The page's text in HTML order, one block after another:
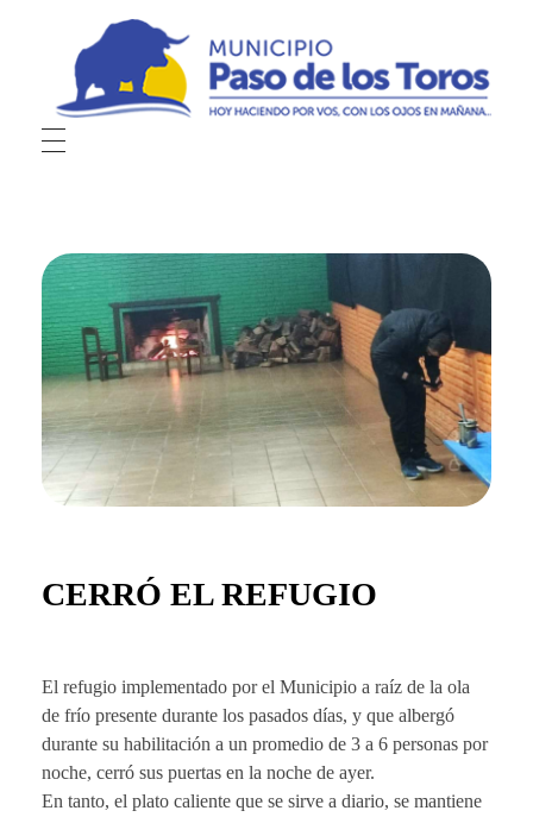
Municipio de Paso de los Toros
Hoy haciendo para vos, con los ojos en mañana
CERRÓ EL REFUGIO
El refugio implementado por el Municipio a raíz de la ola
de frío presente durante los pasados días, y que albergó
durante su habilitación a un promedio de 3 a 6 personas por
noche, cerró sus puertas en la noche de ayer.
En tanto, el plato caliente que se sirve a diario, se mantiene